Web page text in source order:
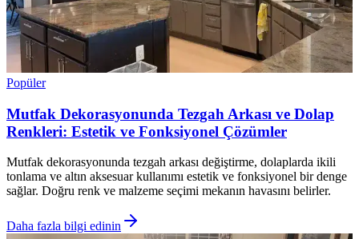
Popüler
Mutfak Dekorasyonunda Tezgah Arkası ve Dolap
Renkleri: Estetik ve Fonksiyonel Çözümler
Mutfak dekorasyonunda tezgah arkası değiştirme, dolaplarda ikili
tonlama ve altın aksesuar kullanımı estetik ve fonksiyonel bir denge
sağlar. Doğru renk ve malzeme seçimi mekanın havasını belirler.
Daha fazla bilgi edinin